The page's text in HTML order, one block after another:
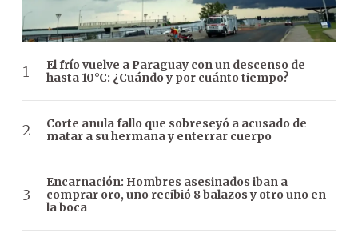
El frío vuelve a Paraguay con un descenso de
hasta 10°C: ¿Cuándo y por cuánto tiempo?
Corte anula fallo que sobreseyó a acusado de
matar a su hermana y enterrar cuerpo
Encarnación: Hombres asesinados iban a
comprar oro, uno recibió 8 balazos y otro uno en
la boca